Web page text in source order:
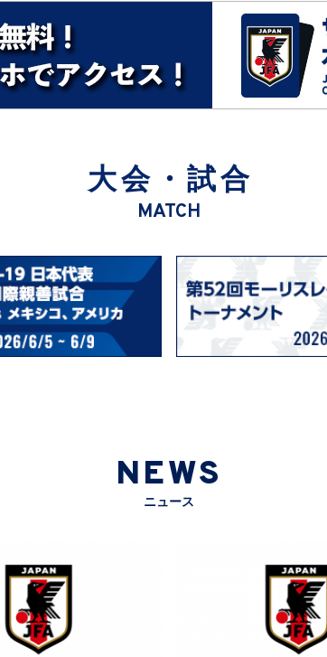
大会・試合
MATCH
NEWS
ニュース